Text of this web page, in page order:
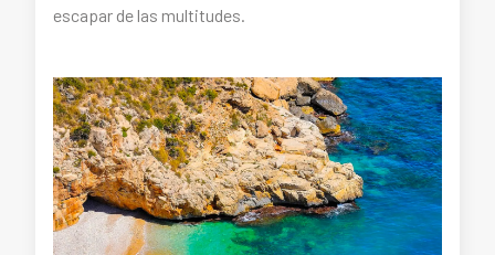
escapar de las multitudes.